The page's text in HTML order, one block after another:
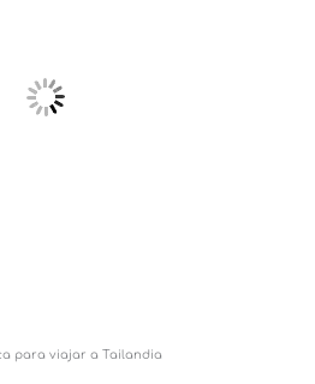
para viajar a Tailandia